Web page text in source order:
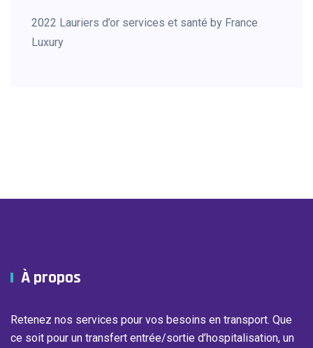
2022 Lauriers d’or services et santé by France
Luxury
À propos
Retenez nos services pour vos besoins en transport. Que
ce soit pour un transfert entrée/sortie d’hospitalisation, un